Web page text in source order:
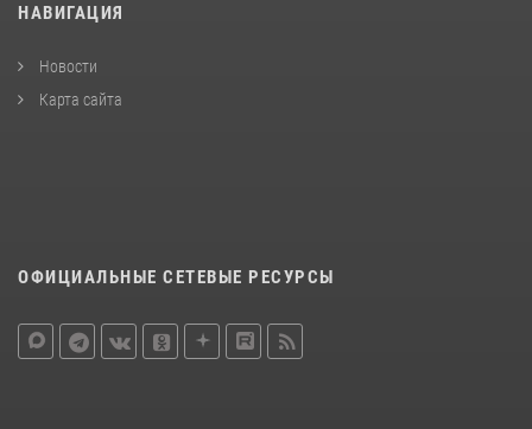
НАВИГАЦИЯ
Новости
Карта сайта
ОФИЦИАЛЬНЫЕ СЕТЕВЫЕ РЕСУРСЫ